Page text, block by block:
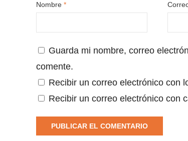
Nombre *
Guarda mi nombre, correo
comente.
Recibir un correo electrónico con
Recibir un correo electrónico con